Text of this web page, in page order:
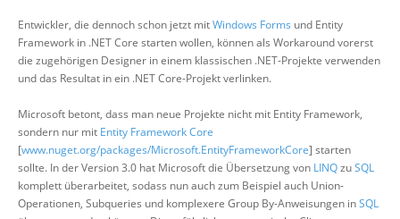
Entwickler, die dennoch schon jetzt mitWindows Forms und Entity
Framework in .NET Core starten wollen, können als Workaround vorerst
die zugehörigen Designer in einem klassischen .NET-Projekte verwenden
und das Resultat in ein .NET Core-Projekt verlinken.
Microsoft betont, dass man neue Projekte nicht mit Entity Framework,
sondern nur mit Entity Framework Core
[www.nuget.org/packages/Microsoft.EntityFrameworkCore] starten
sollte. In der Version 3.0 hat Microsoft die Übersetzung von LINQzuSQL
komplett überarbeitet, sodass nun auch zum Beispiel auch Union-
Operationen, Subqueries und komplexere Group By-Anweisungen inSQL